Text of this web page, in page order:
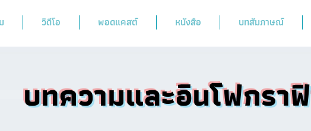
วิดีโอ พอดแคสต์ หนังสือ บทสัมภาษณ์
บทความและอินโฟกรา